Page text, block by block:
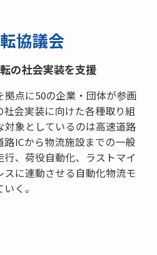
協議会
の社会実装を支援
点に50の企業・団体が参画
社会実装に向けた各種取り組
対象としているのは高速道路
ICから物流施設までの一般
、荷役自動化、ラストマイ
に連動させる自動化物流モ
く。